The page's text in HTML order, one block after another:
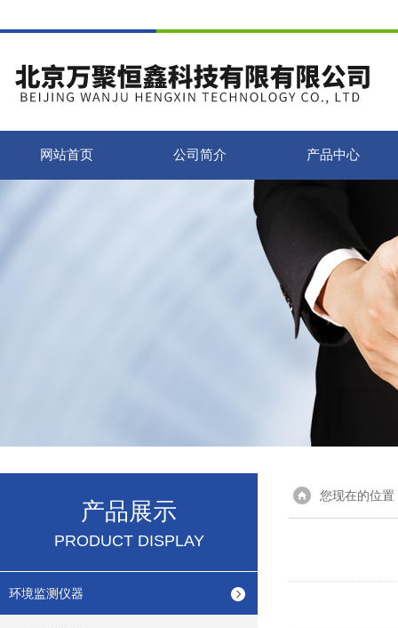
网站首页 公司简介 产品中心
产品展示
PRODUCT DISPLAY
环境监测仪器
您现在的位置